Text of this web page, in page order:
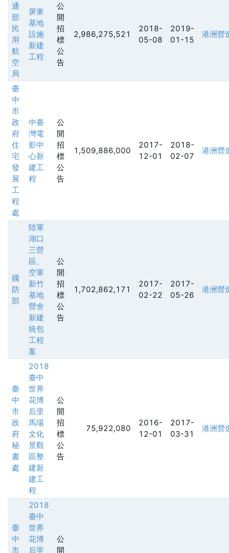
通
部
民
用
航
空
局
屏東
基地
設施
新建
工程
公
開
招
標
公
告
2,986,275,521
2018-
05-08
2019-
01-15
港洲營
臺
中
市
政
府
住
宅
發
展
工
程
處
中臺
灣電
影中
心新
建工
程
公
開
招
標
公
告
1,509,886,000
2017-
12-01
2018-
02-07
港洲營
國
防
部
陸軍
湖口
三營
區、
空軍
新竹
基地
營舍
新建
統包
工程
案
公
開
招
標
公
告
1,702,862,171
2017-
02-22
2017-
05-26
港洲營
臺
中
市
政
府
秘
書
處
2018
臺中
世界
花博
后里
馬場
文化
景觀
區整
建新
建工
程
公
開
招
標
公
告
75,922,080
2016-
12-01
2017-
03-31
港洲營
臺
中
市
2018
臺中
世界
花博
后里
公
開